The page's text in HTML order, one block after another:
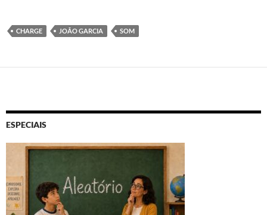
CHARGE JOÃO GARCIA SOM
ESPECIAIS